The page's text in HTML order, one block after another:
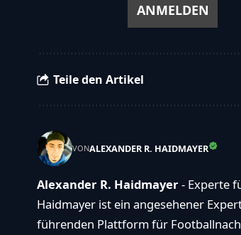
Teile den Artikel
VONALEXANDER R. HAIDMAYER
Alexander R. Haidmayer- Experte
Haidmayer ist ein angesehener
führenden Plattform für